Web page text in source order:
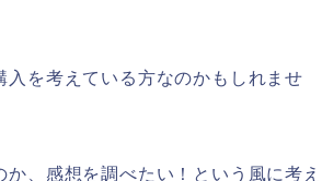
を考えている方なのかもしれませ
、感想を調べたい！という風に考え